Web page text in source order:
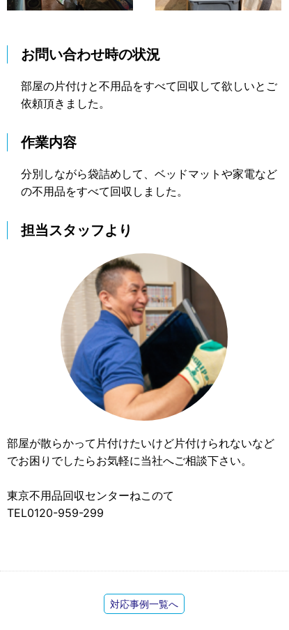
お問い合わせ時の状況
部屋の片付けと不用品をすべて回収して欲しいとご
依頼頂きました。
作業内容
分別しながら袋詰めして、ベッドマットや家電など
の不用品をすべて回収しました。
担当スタッフより
部屋が散らかって片付けたいけど片付けられないなど
でお困りでしたらお気軽に当社へご相談下さい。
東京不用品回収センターねこのて
TEL0120-959-299
対応事例一覧へ